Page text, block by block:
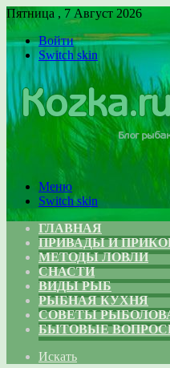
Пятница , 7 Август 2026
Войти
Switch skin
Меню
Switch skin
ГЛАВНАЯ
ПРИВАДЫ И
МЕТОДЫ ЛОВЛИ
СНАСТИ
ВИДЫ РЫБ
РЫБНАЯ КУХНЯ
СОВЕТЫ
БЫТОВЫЕ
Искать